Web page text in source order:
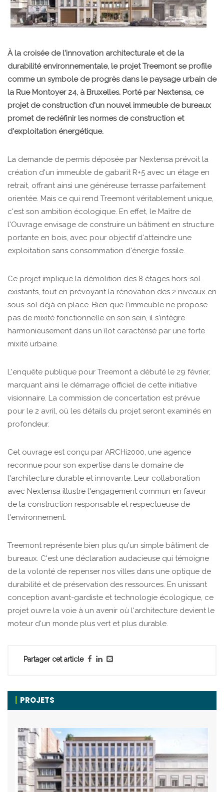
À la croisée de l'innovation architecturale et de la
durabilité environnementale, le projet Treemont se profile
comme un symbole de progrès dans le paysage urbain de
la Rue Montoyer 24, à Bruxelles. Porté par Nextensa, ce
projet de construction d'un nouvel immeuble de bureaux
promet de redéfinir les normes de construction et
d'exploitation énergétique.
La demande de permis déposée par Nextensa prévoit la
création d'un immeuble de gabarit R+5 avec un étage en
retrait, offrant ainsi une généreuse terrasse parfaitement
orientée. Mais ce qui rend Treemont véritablement unique,
c'est son ambition écologique. En effet, le Maître de
l'Ouvrage envisage de construire un bâtiment en structure
portante en bois, avec pour objectif d'atteindre une
exploitation sans consommation d'énergie fossile.
Ce projet implique la démolition des 8 étages hors-sol
existants, tout en prévoyant la rénovation des 2 niveaux en
sous-sol déjà en place. Bien que l'immeuble ne propose
pas de mixité fonctionnelle en son sein, il s'intègre
harmonieusement dans un îlot caractérisé par une forte
mixité urbaine.
L'enquête publique pour Treemont a débuté le 29 février,
marquant ainsi le démarrage officiel de cette initiative
visionnaire. La commission de concertation est prévue
pour le 2 avril, où les détails du projet seront examinés en
profondeur.
Cet ouvrage est conçu par ARCHi2000, une agence
reconnue pour son expertise dans le domaine de
l'architecture durable et innovante. Leur collaboration
avec Nextensa illustre l'engagement commun en faveur
de la construction responsable et respectueuse de
l'environnement.
Treemont représente bien plus qu'un simple bâtiment de
bureaux. C'est une déclaration audacieuse qui témoigne
de la volonté de repenser nos villes dans une optique de
durabilité et de préservation des ressources. En unissant
conception avant-gardiste et technologie écologique, ce
projet ouvre la voie à un avenir où l'architecture devient le
moteur d'un monde plus vert et plus durable.
Partager cet article
PROJETS